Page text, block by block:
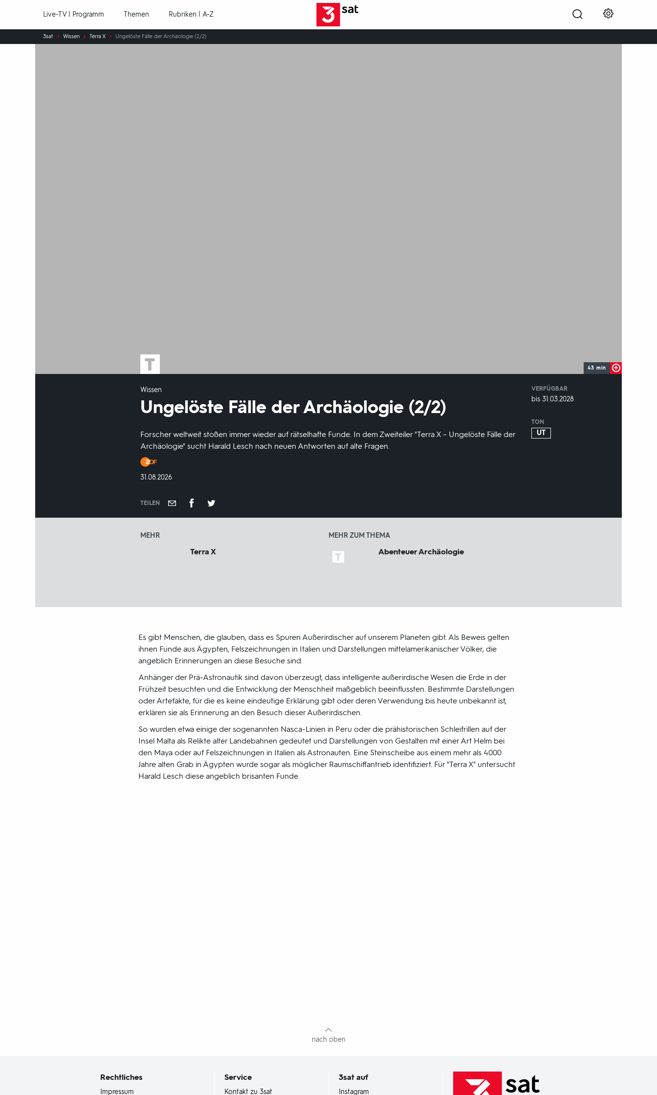
Live-TV | Programm Themen Rubriken | A-Z
Sie
sind
3sat Wissen Terra X Ungelöste Fälle der Archäologie (2/2)
43 min
Wissen
Ungelöste Fälle der Archäologie (2/2)
Forscher weltweit stoßen immer wieder auf rätselhafte Funde. In dem Zweiteiler "Terra X – Ungelöste Fälle der
Archäologie" sucht Harald Lesch nach neuen Antworten auf alte Fragen.
Produktionsland
und
DATUM:
31.08.2026
TEILEN
VERFÜGBAR
weltweit
VERFÜGBAR
bis 31.03.2028
TON
UT
MEHR
Terra X
MEHR ZUM THEMA
Abenteuer Archäologie
Es gibt Menschen, die glauben, dass es Spuren Außerirdischer auf unserem Planeten gibt. Als Beweis gelten
ihnen Funde aus Ägypten, Felszeichnungen in Italien und Darstellungen mittelamerikanischer Völker, die
angeblich Erinnerungen an diese Besuche sind.
Anhänger der Prä-Astronautik sind davon überzeugt, dass intelligente außerirdische Wesen die Erde in der
Frühzeit besuchten und die Entwicklung der Menschheit maßgeblich beeinflussten. Bestimmte Darstellungen
oder Artefakte, für die es keine eindeutige Erklärung gibt oder deren Verwendung bis heute unbekannt ist,
erklären sie als Erinnerung an den Besuch dieser Außerirdischen.
So wurden etwa einige der sogenannten Nasca-Linien in Peru oder die prähistorischen Schleifrillen auf der
Insel Malta als Relikte alter Landebahnen gedeutet und Darstellungen von Gestalten mit einer Art Helm bei
den Maya oder auf Felszeichnungen in Italien als Astronauten. Eine Steinscheibe aus einem mehr als 4000
Jahre alten Grab in Ägypten wurde sogar als möglicher Raumschiffantrieb identifiziert. Für "Terra X" untersucht
Harald Lesch diese angeblich brisanten Funde.
nach oben
Rechtliches
Impressum
Service
Kontakt zu 3sat
3sat auf
Instagram